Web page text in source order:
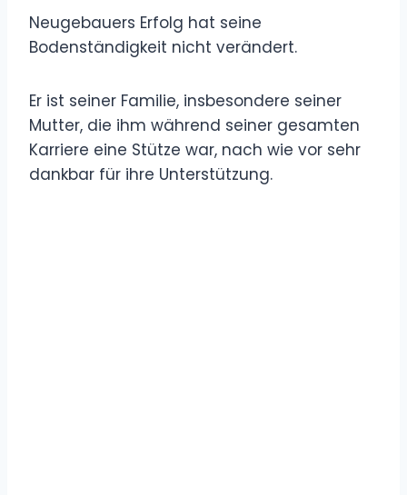
Neugebauers Erfolg hat seine
Bodenständigkeit nicht verändert.
Er ist seiner Familie, insbesondere seiner
Mutter, die ihm während seiner gesamten
Karriere eine Stütze war, nach wie vor sehr
dankbar für ihre Unterstützung.